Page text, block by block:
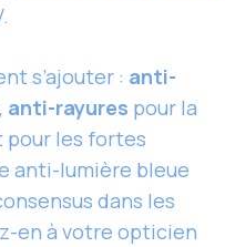
s’ajouter : anti-
anti-rayures pour la
pour les fortes
anti-lumière bleue
dans les
en à votre opticien